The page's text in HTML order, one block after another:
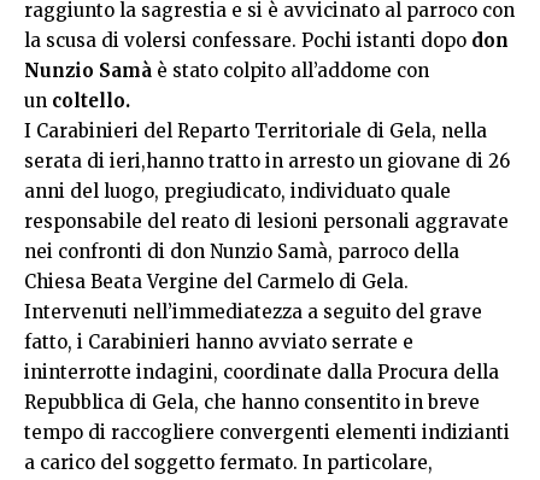
raggiunto la sagrestia e si è avvicinato al parroco con
la scusa di volersi confessare. Pochi istanti dopo don
Nunzio Samà è stato colpito all’addome con
un coltello.
I Carabinieri del Reparto Territoriale di Gela, nella
serata di ieri,hanno tratto in arresto un giovane di 26
anni del luogo, pregiudicato, individuato quale
responsabile del reato di lesioni personali aggravate
nei confronti di don Nunzio Samà, parroco della
Chiesa Beata Vergine del Carmelo di Gela.
Intervenuti nell’immediatezza a seguito del grave
fatto, i Carabinieri hanno avviato serrate e
ininterrotte indagini, coordinate dalla Procura della
Repubblica di Gela, che hanno consentito in breve
tempo di raccogliere convergenti elementi indizianti
a carico del soggetto fermato. In particolare,